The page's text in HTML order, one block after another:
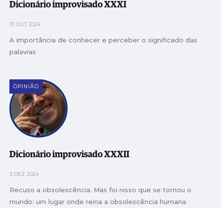
Dicionário improvisado XXXI
31 OUT 2024
A importância de conhecer e perceber o significado das
palavras
OPINIÃO
Dicionário improvisado XXXII
5 DEZ 2024
Recuso a obsolescência. Mas foi nisso que se tornou o
mundo: um lugar onde reina a obsolescência humana